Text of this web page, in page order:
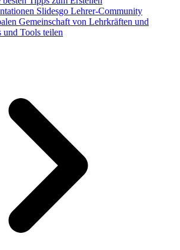
Slidesgo Lehrer-Community
Gemeinschaft von Lehrkräften und
und Tools teilen